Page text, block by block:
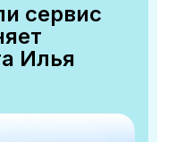
сервис
Илья